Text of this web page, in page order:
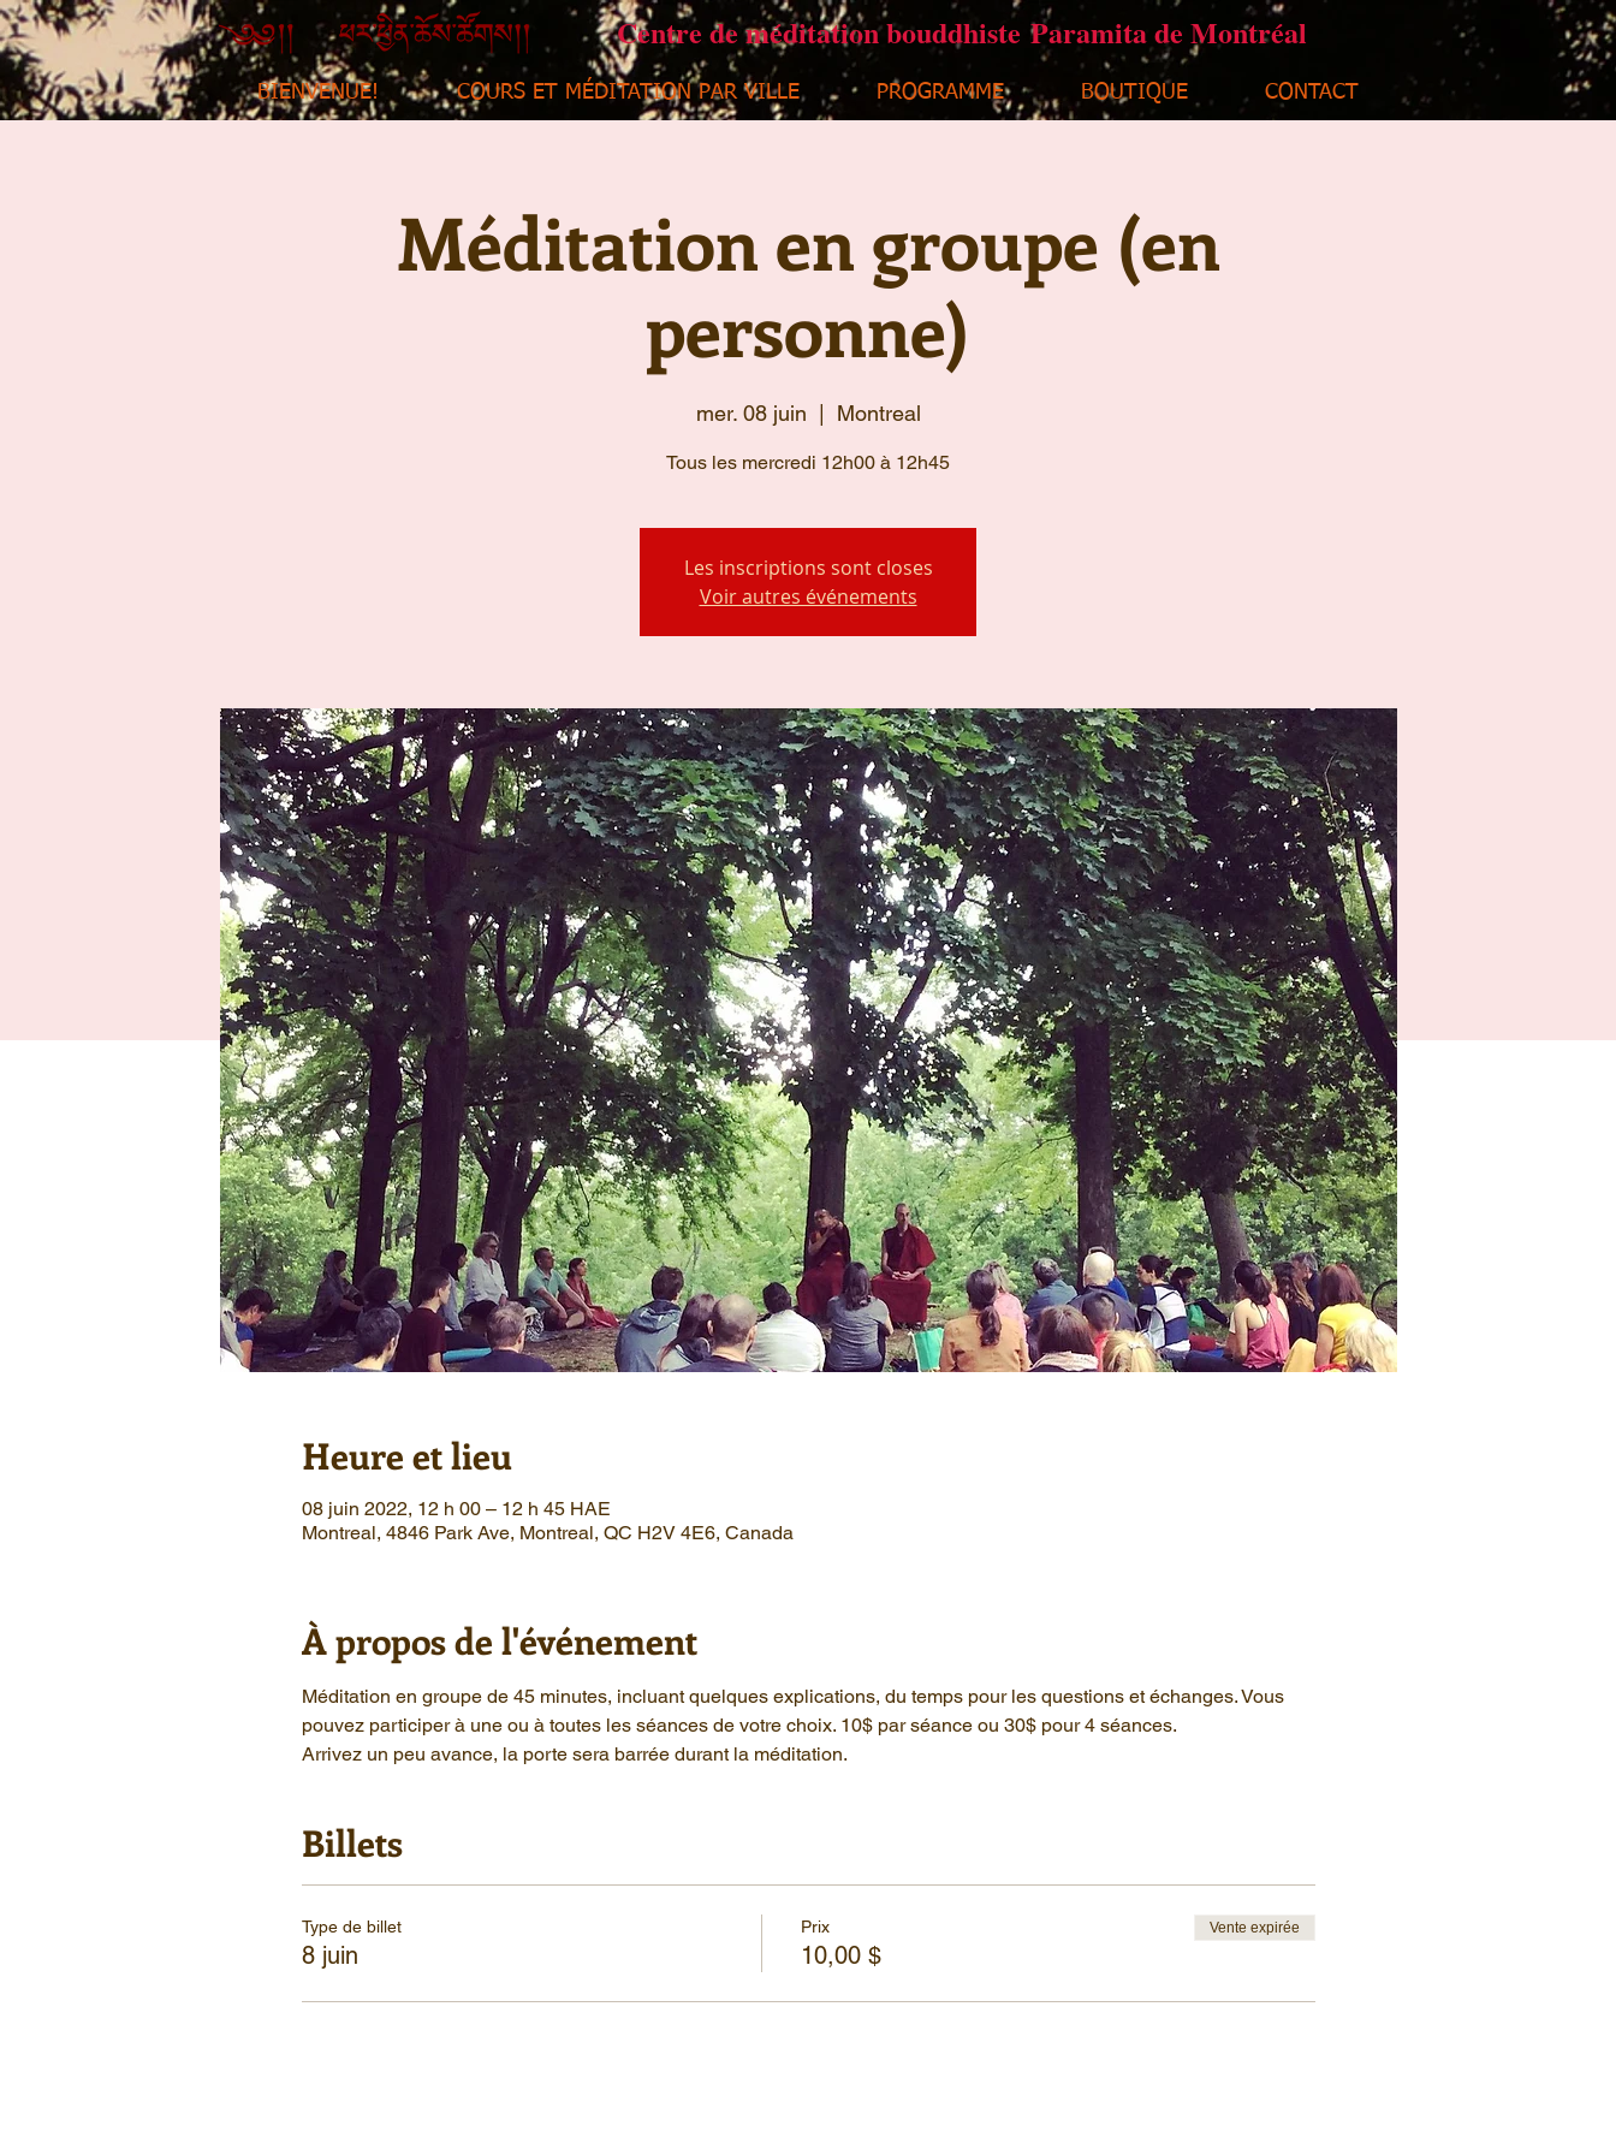
Centre de méditation bouddhiste Paramita de Montréal
BIENVENUE! COURS ET MÉDITATION PAR VILLE PROGRAMME BOUTIQUE CONTACT
Méditation en groupe (en
personne)
mer. 08 juin Montreal
Tous les mercredi 12h00 à 12h45
Les inscriptions sont closes
Voir autres événements
Heure et lieu
08 juin 2022, 12 h 00 – 12 h 45 HAE
Montreal, 4846 Park Ave, Montreal, QC H2V 4E6, Canada
À propos de l'événement
Méditation en groupe de 45 minutes, incluant quelques explications, du temps pour les questions et échanges. Vous
pouvez participer à une ou à toutes les séances de votre choix. 10$ par séance ou 30$ pour 4 séances.
Arrivez un peu avance, la porte sera barrée durant la méditation.
Billets
Type de billet
8 juin
Prix
10,00 $
Vente expirée